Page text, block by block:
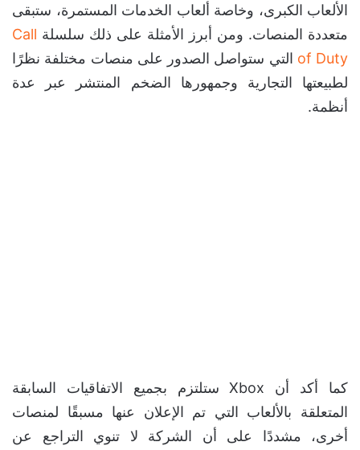
الألعاب الكبرى، وخاصة ألعاب الخدمات المستمرة، ستبقى
متعددة المنصات. ومن أبرز الأمثلة على ذلك سلسلة Call
of Duty التي ستواصل الصدور على منصات مختلفة نظرًا
لطبيعتها التجارية وجمهورها الضخم المنتشر عبر عدة
أنظمة.
كما أكد أن Xbox ستلتزم بجميع الاتفاقيات السابقة
المتعلقة بالألعاب التي تم الإعلان عنها مسبقًا لمنصات
أخرى، مشددًا على أن الشركة لا تنوي التراجع عن